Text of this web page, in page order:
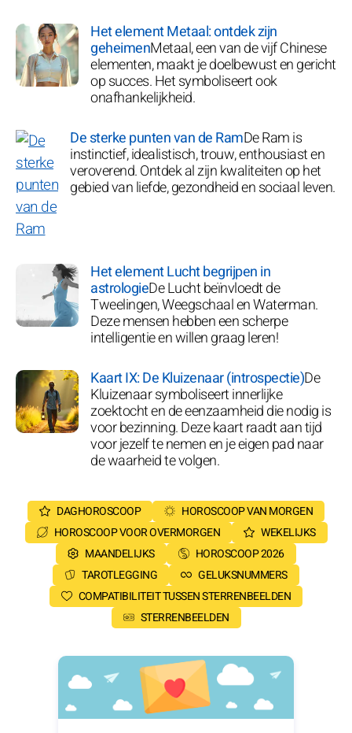
Het element Metaal: ontdek zijn
geheimenMetaal, een van de vijf Chinese
elementen, maakt je doelbewust en gericht
op succes. Het symboliseert ook
onafhankelijkheid.
De sterke punten van de RamDe Ram is
instinctief, idealistisch, trouw, enthousiast en
veroverend. Ontdek al zijn kwaliteiten op het
gebied van liefde, gezondheid en sociaal leven.
Het element Lucht begrijpen in
astrologieDe Lucht beïnvloedt de
Tweelingen, Weegschaal en Waterman.
Deze mensen hebben een scherpe
intelligentie en willen graag leren!
Kaart IX: De Kluizenaar (introspectie)De
Kluizenaar symboliseert innerlijke
zoektocht en de eenzaamheid die nodig is
voor bezinning. Deze kaart raadt aan tijd
voor jezelf te nemen en je eigen pad naar
de waarheid te volgen.
DAGHOROSCOOP
HOROSCOOP VAN MORGEN
HOROSCOOP VOOR OVERMORGEN
WEKELIJKS
MAANDELIJKS
HOROSCOOP 2026
TAROTLEGGING
GELUKSNUMMERS
COMPATIBILITEIT TUSSEN STERRENBEELDEN
STERRENBEELDEN